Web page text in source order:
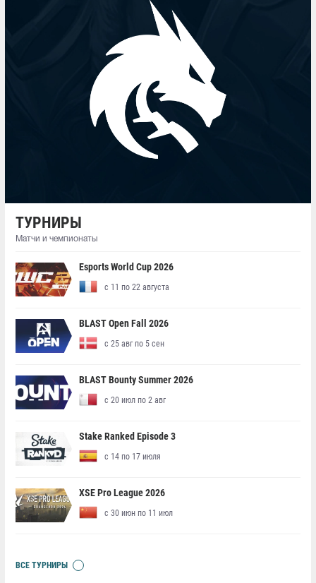
ТУРНИРЫ
Матчи и чемпионаты
Esports World Cup 2026
с 11 по 22 августа
BLAST Open Fall 2026
с 25 авг по 5 сен
BLAST Bounty Summer 2026
с 20 июл по 2 авг
Stake Ranked Episode 3
с 14 по 17 июля
XSE Pro League 2026
с 30 июн по 11 июл
ВСЕ ТУРНИРЫ